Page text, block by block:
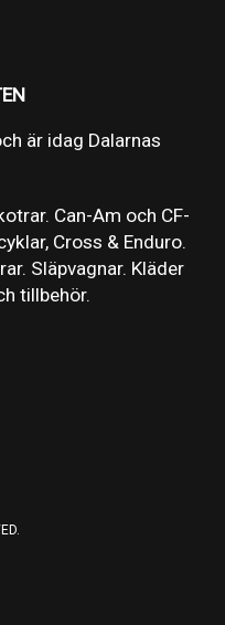
är idag Dalarnas
Can-Am och CF-
Cross & Enduro.
Släpvagnar. Kläder
tillbehör.